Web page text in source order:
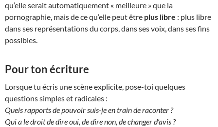
qu’elle serait automatiquement « meilleure » que la
pornographie, mais de ce qu’elle peut être plus libre : plus libre
dans ses représentations du corps, dans ses voix, dans ses fins
possibles.
Pour ton écriture
Lorsque tu écris une scène explicite, pose-toi quelques
questions simples et radicales :
Quels rapports de pouvoir suis-je en train de raconter ?
Qui a le droit de dire oui, de dire non, de changer d’avis ?